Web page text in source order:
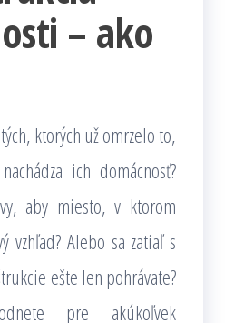
– ako
ktorých už omrzelo to,
ich domácnosť?
aby miesto, v ktorom
vzhľad? Alebo sa zatiaľ s
ešte len pohrávate?
pre akúkoľvek